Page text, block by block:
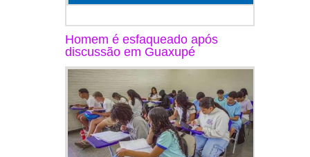
Homem é esfaqueado após
discussão em Guaxupé